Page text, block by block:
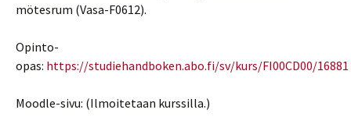
mötesrum (Vasa-F0612).
Opinto-
opas: https://studiehandboken.abo.fi/sv/kurs/FI00CD00/16881
Moodle-sivu: (Ilmoitetaan kurssilla.)